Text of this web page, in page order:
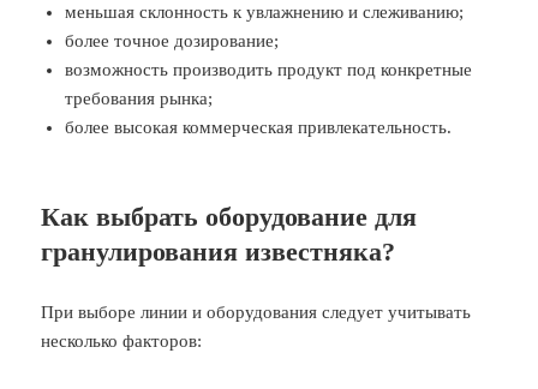
меньшая склонность к увлажнению и слеживанию;
более точное дозирование;
возможность производить продукт под конкретные
требования рынка;
более высокая коммерческая привлекательность.
Как выбрать оборудование для
гранулирования известняка?
При выборе линии и оборудования следует учитывать
несколько факторов: